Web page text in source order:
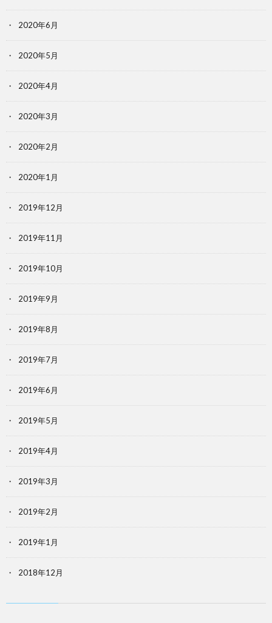
2020年6月
2020年5月
2020年4月
2020年3月
2020年2月
2020年1月
2019年12月
2019年11月
2019年10月
2019年9月
2019年8月
2019年7月
2019年6月
2019年5月
2019年4月
2019年3月
2019年2月
2019年1月
2018年12月